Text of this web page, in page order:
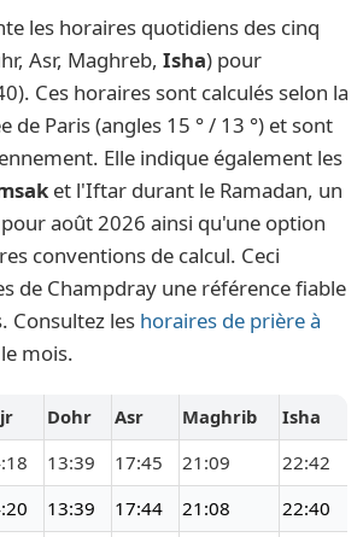
les horaires quotidiens des cinq
Asr, Maghreb, Isha) pour
Ces horaires sont calculés selon la
de Paris (angles 15 ° / 13 °) et sont
Elle indique également les
et l'Iftar durant le Ramadan, un
pour août 2026 ainsi qu'une option
conventions de calcul. Ceci
de Champdray une référence fiable
Consultez les horaires de prière à
mois.
Dohr Asr Maghrib
Isha
13:39 17:45 21:09
22:42
13:39 17:44 21:08 22:40